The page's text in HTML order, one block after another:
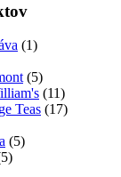
(1)
(5)
(11)
Teas (17)
(5)